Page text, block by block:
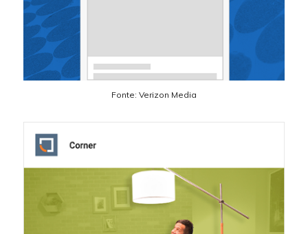
Fonte: Verizon Media